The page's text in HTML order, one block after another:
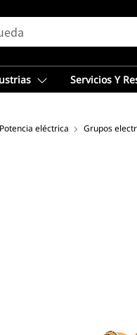
Servicios Y
Potencia eléctrica Grupos